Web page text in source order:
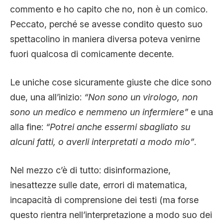
commento e ho capito che no, non è un comico.
Peccato, perché se avesse condito questo suo
spettacolino in maniera diversa poteva venirne
fuori qualcosa di comicamente decente.
Le uniche cose sicuramente giuste che dice sono
due, una all’inizio: “Non sono un virologo, non
sono un medico e nemmeno un infermiere” e una
alla fine: “Potrei anche essermi sbagliato su
alcuni fatti, o averli interpretati a modo mio”.
Nel mezzo c’è di tutto: disinformazione,
inesattezze sulle date, errori di matematica,
incapacità di comprensione dei testi (ma forse
questo rientra nell’interpretazione a modo suo dei